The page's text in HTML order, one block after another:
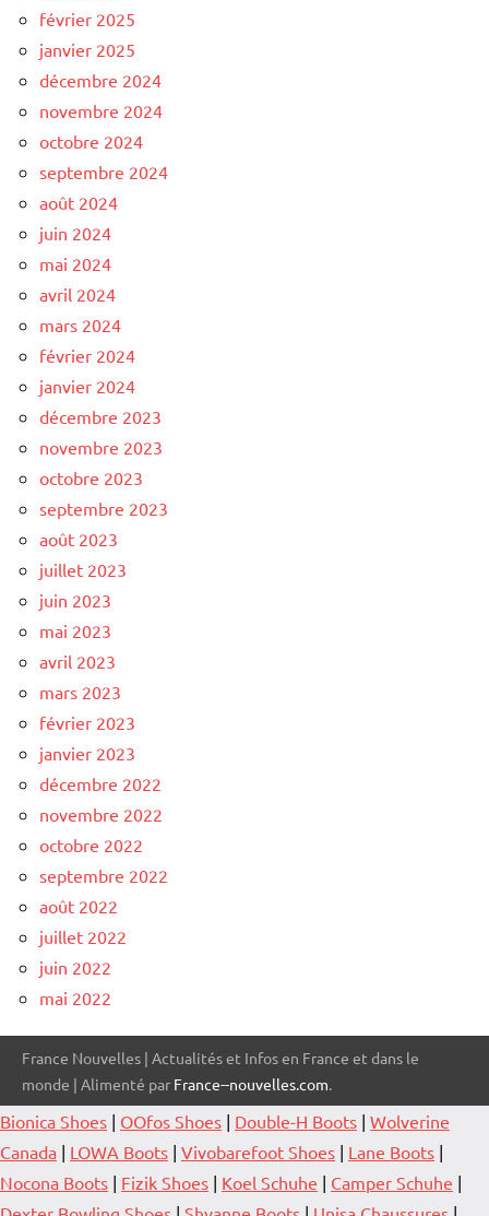
février 2025
janvier 2025
décembre 2024
novembre 2024
octobre 2024
septembre 2024
août 2024
juin 2024
mai 2024
avril 2024
mars 2024
février 2024
janvier 2024
décembre 2023
novembre 2023
octobre 2023
septembre 2023
août 2023
juillet 2023
juin 2023
mai 2023
avril 2023
mars 2023
février 2023
janvier 2023
décembre 2022
novembre 2022
octobre 2022
septembre 2022
août 2022
juillet 2022
juin 2022
mai 2022
France Nouvelles | Actualités et Infos en France et dans le
monde | Alimenté par France--nouvelles.com
Bionica Shoes | OOfos Shoes | Double-H Boots | Wolverine
Canada | LOWA Boots | Vivobarefoot Shoes | Lane Boots |
Nocona Boots | Fizik Shoes | Koel Schuhe | Camper Schuhe |